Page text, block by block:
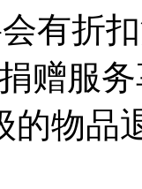
有折
赠服
的物品